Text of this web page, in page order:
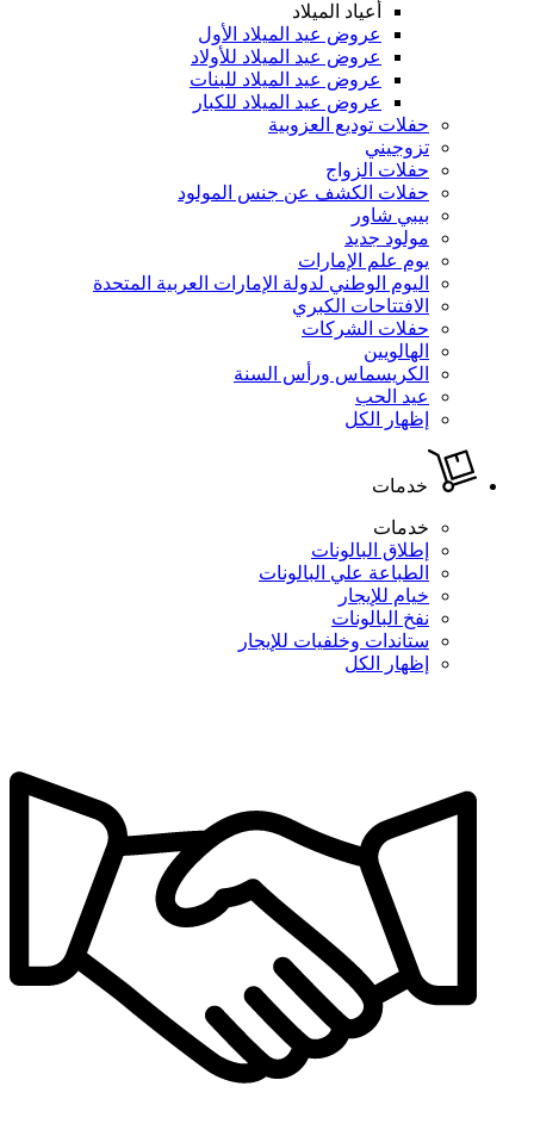
أعياد الميلاد
عروض عيد الميلاد الأول
عروض عيد الميلاد للأولاد
عروض عيد الميلاد للبنات
عروض عيد الميلاد للكبار
حفلات توديع العزوبية
تزوجيني
حفلات الزواج
حفلات الكشف عن جنس المولود
بيبي شاور
مولود جديد
يوم علم الإمارات
اليوم الوطني لدولة الإمارات العربية المتحدة
الافتتاحات الكبري
حفلات الشركات
الهالويين
الكريسماس ورأس السنة
عيد الحب
إظهار الكل
خدمات
خدمات
إطلاق البالونات
الطباعة علي البالونات
خيام للإيجار
نفخ البالونات
ستاندات وخلفيات للإيجار
إظهار الكل